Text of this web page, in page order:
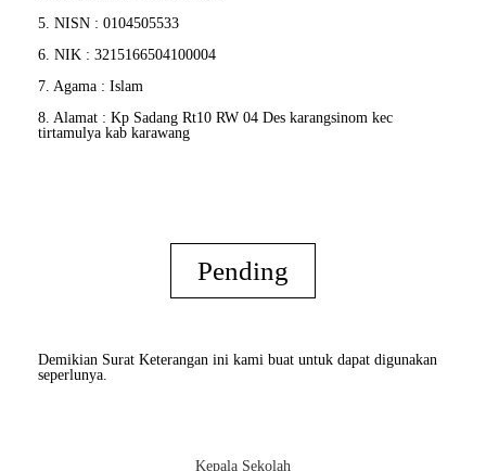
5. NISN : 0104505533
6. NIK : 3215166504100004
7. Agama : Islam
8. Alamat : Kp Sadang Rt10 RW 04 Des karangsinom kec
tirtamulya kab karawang
Pending
Demikian Surat Keterangan ini kami buat untuk dapat digunakan
seperlunya.
Kepala Sekolah